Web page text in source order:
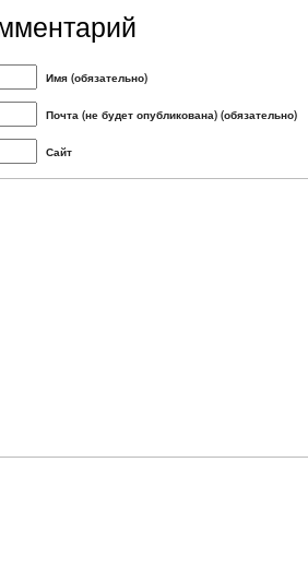
Имя (обязательно)
Почта (не будет опубликована) (обязательно)
Сайт